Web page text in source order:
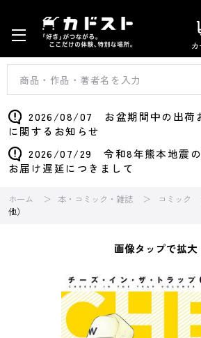
2026/08/07 お盆期間中の出荷
に関するお知らせ
2026/07/29 令和8年熊本地震の
お届け遅延につきまして
ホーム 本・コミック・雑誌 コミック
他）
画像タップで拡大